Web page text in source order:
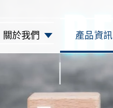
關於我們 產品資訊